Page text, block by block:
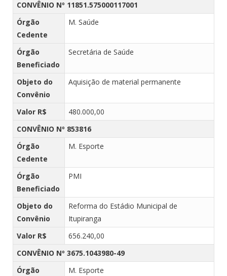
CONVÊNIO Nº 11851.575000117001
Órgão
Cedente
M. Saúde
Órgão
Beneficiado
Secretária de Saúde
Objeto do
Convênio
Aquisição de material permanente
Valor R$
480.000,00
CONVÊNIO Nº 853816
Órgão
Cedente
M. Esporte
Órgão
Beneficiado
PMI
Objeto do
Convênio
Reforma do Estádio Municipal de
Itupiranga
Valor R$
656.240,00
CONVÊNIO Nº 3675.1043980-49
Órgão
M. Esporte